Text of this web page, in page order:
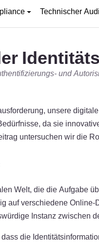
Technischer
und
unsere
da sie
untersuchen wir die
Welt, die die Aufgabe
auf verschiedene
Instanz
die